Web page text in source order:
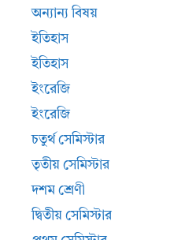
অন্যান্য বিষয়
ইতিহাস
ইতিহাস
ইংরেজি
ইংরেজি
চতুর্থ সেমিস্টার
তৃতীয় সেমিস্টার
দশম শ্রেণী
দ্বিতীয় সেমিস্টার